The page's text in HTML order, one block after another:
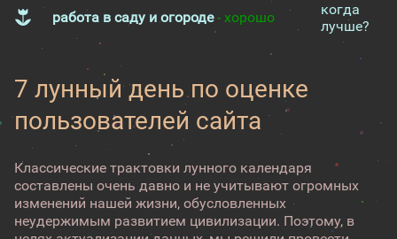
работа в саду и огороде- хорошо
когда
лучше?
7 лунный день по оценке
пользователей сайта
Классические трактовки лунного календаря
составлены очень давно и не учитывают огромных
изменений нашей жизни, обусловленных
неудержимым развитием цивилизации. Поэтому, в